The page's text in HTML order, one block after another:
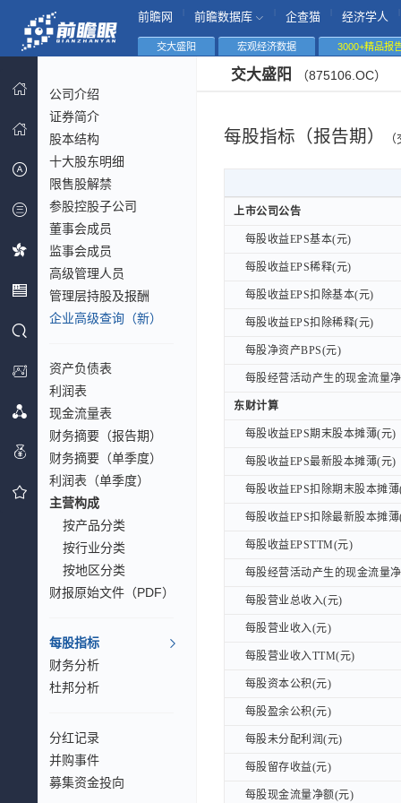
前瞻网 前瞻数据库 企查猫 经济学人
交大盛阳 宏观经济数据 3000+精品报
公司介绍
证券简介
股本结构
十大股东明细
限售股解禁
参股控股子公司
董事会成员
监事会成员
高级管理人员
管理层持股及报酬
企业高级查询（新）
资产负债表
利润表
现金流量表
财务摘要（报告期）
财务摘要（单季度）
利润表（单季度）
主营构成
按产品分类
按行业分类
按地区分类
财报原始文件（PDF）
每股指标
财务分析
杜邦分析
分红记录
并购事件
募集资金投向
交大盛阳 （875106.OC）
每股指标（报告期）
上市公司公告
每股收益EPS基本(元)
每股收益EPS稀释(元)
每股收益EPS扣除基本(元)
每股收益EPS扣除稀释(元)
每股净资产BPS(元)
每股经营活动产生的现金流量
东财计算
每股收益EPS期末股本摊薄(元)
每股收益EPS最新股本摊薄(元)
每股收益EPS扣除期末股本摊
每股收益EPS扣除最新股本摊
每股收益EPSTTM(元)
每股经营活动产生的现金流量
每股营业总收入(元)
每股营业收入(元)
每股营业收入TTM(元)
每股资本公积(元)
每股盈余公积(元)
每股未分配利润(元)
每股留存收益(元)
每股现金流量净额(元)
上市公司公告
每股收益EPS基本(元)
每股收益EPS稀释(元)
每股收益EPS扣除基本(元)
每股收益EPS扣除稀释(元)
每股净资产BPS(元)
每股经营活动产生的现金流量
东财计算
每股收益EPS期末股本摊薄(元)
每股收益EPS最新股本摊薄(元)
每股收益EPS扣除期末股本摊
每股收益EPS扣除最新股本摊
每股收益EPSTTM(元)
每股经营活动产生的现金流量
每股营业总收入(元)
每股营业收入(元)
每股营业收入TTM(元)
每股资本公积(元)
每股盈余公积(元)
每股未分配利润(元)
每股留存收益(元)
每股现金流量净额(元)